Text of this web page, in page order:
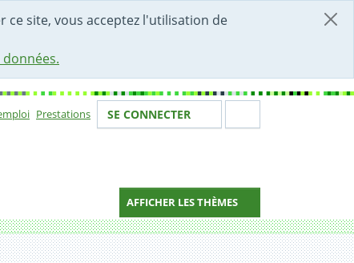
ce site, vous acceptez l'utilisation de
Prestations Votre identité
SE CONNECTER
AFFICHER LES THÈMES
truck).